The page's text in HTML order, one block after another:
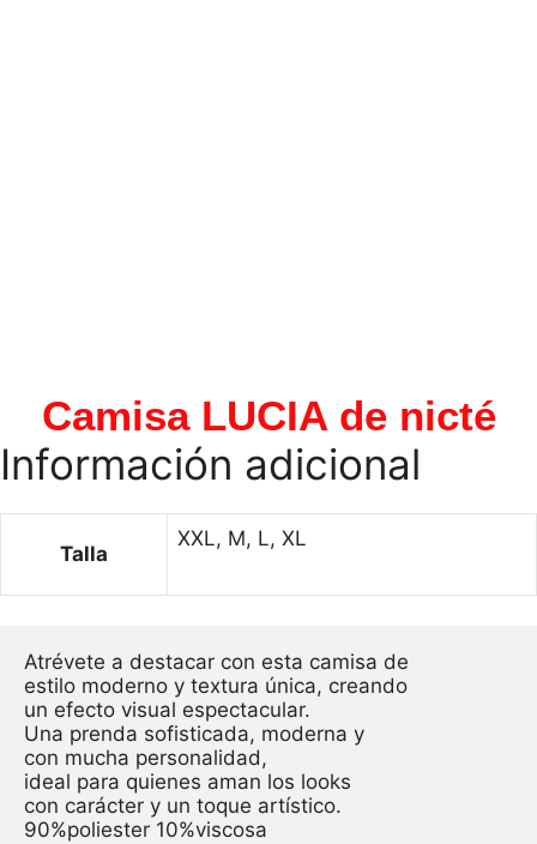
Camisa LUCIA de nicté
Información adicional
Talla
XXL, M, L, XL
Atrévete a destacar con esta camisa de
estilo moderno y textura única, creando
un efecto visual espectacular.
Una prenda sofisticada, moderna y
con mucha personalidad,
ideal para quienes aman los looks
con carácter y un toque artístico.
90%poliester 10%viscosa